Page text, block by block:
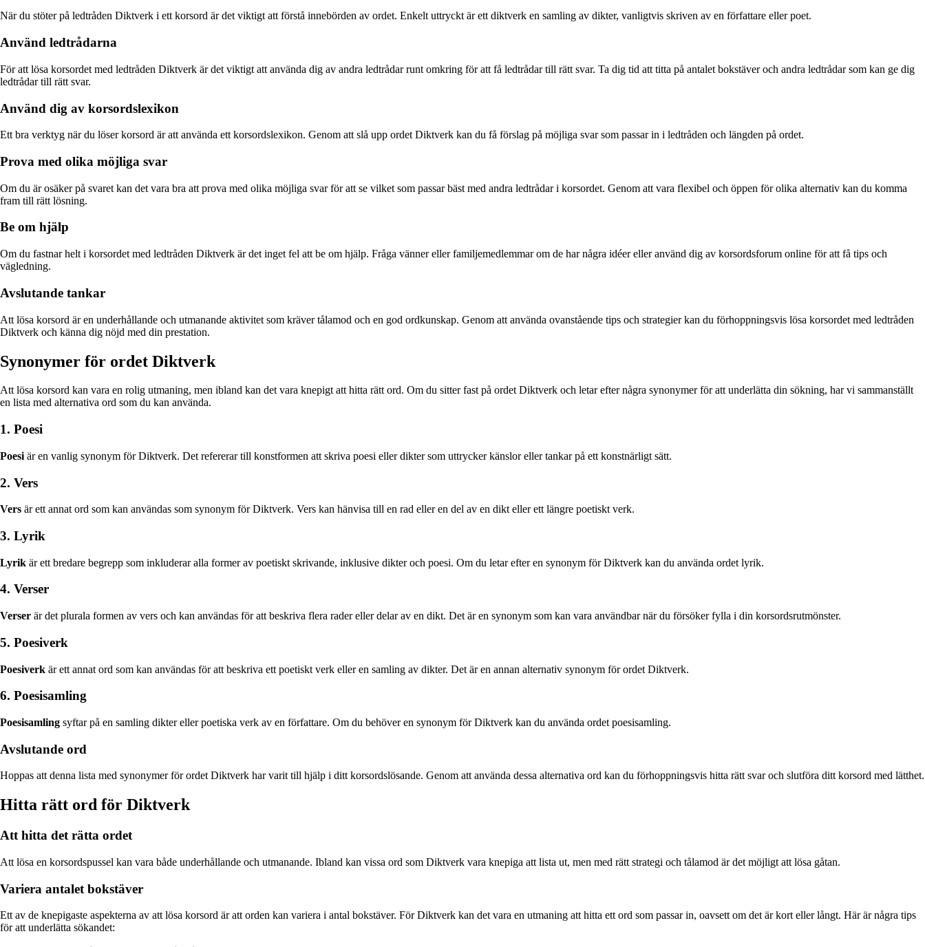
När du stöter på ledtråden Diktverk i ett korsord är det viktigt att förstå innebörden av ordet. Enkelt uttryckt är ett diktverk en samling av dikter, vanligtvis skriven av en författare eller poet.
Använd ledtrådarna
För att lösa korsordet med ledtråden Diktverk är det viktigt att använda dig av andra ledtrådar runt omkring för att få ledtrådar till rätt svar. Ta dig tid att titta på antalet bokstäver och andra ledtrådar som kan ge dig
ledtrådar till rätt svar.
Använd dig av korsordslexikon
Ett bra verktyg när du löser korsord är att använda ett korsordslexikon. Genom att slå upp ordet Diktverk kan du få förslag på möjliga svar som passar in i ledtråden och längden på ordet.
Prova med olika möjliga svar
Om du är osäker på svaret kan det vara bra att prova med olika möjliga svar för att se vilket som passar bäst med andra ledtrådar i korsordet. Genom att vara flexibel och öppen för olika alternativ kan du komma
fram till rätt lösning.
Be om hjälp
Om du fastnar helt i korsordet med ledtråden Diktverk är det inget fel att be om hjälp. Fråga vänner eller familjemedlemmar om de har några idéer eller använd dig av korsordsforum online för att få tips och
vägledning.
Avslutande tankar
Att lösa korsord är en underhållande och utmanande aktivitet som kräver tålamod och en god ordkunskap. Genom att använda ovanstående tips och strategier kan du förhoppningsvis lösa korsordet med ledtråden
Diktverk och känna dig nöjd med din prestation.
Synonymer för ordet Diktverk
Att lösa korsord kan vara en rolig utmaning, men ibland kan det vara knepigt att hitta rätt ord. Om du sitter fast på ordet Diktverk och letar efter några synonymer för att underlätta din sökning, har vi sammanställt
en lista med alternativa ord som du kan använda.
1. Poesi
Poesi är en vanlig synonym för Diktverk. Det refererar till konstformen att skriva poesi eller dikter som uttrycker känslor eller tankar på ett konstnärligt sätt.
2. Vers
Vers är ett annat ord som kan användas som synonym för Diktverk. Vers kan hänvisa till en rad eller en del av en dikt eller ett längre poetiskt verk.
3. Lyrik
Lyrik är ett bredare begrepp som inkluderar alla former av poetiskt skrivande, inklusive dikter och poesi. Om du letar efter en synonym för Diktverk kan du använda ordet lyrik.
4. Verser
Verser är det plurala formen av vers och kan användas för att beskriva flera rader eller delar av en dikt. Det är en synonym som kan vara användbar när du försöker fylla i din korsordsrutmönster.
5. Poesiverk
Poesiverk är ett annat ord som kan användas för att beskriva ett poetiskt verk eller en samling av dikter. Det är en annan alternativ synonym för ordet Diktverk.
6. Poesisamling
Poesisamling syftar på en samling dikter eller poetiska verk av en författare. Om du behöver en synonym för Diktverk kan du använda ordet poesisamling.
Avslutande ord
Hoppas att denna lista med synonymer för ordet Diktverk har varit till hjälp i ditt korsordslösande. Genom att använda dessa alternativa ord kan du förhoppningsvis hitta rätt svar och slutföra ditt korsord med lätthet.
Hitta rätt ord för Diktverk
Att hitta det rätta ordet
Att lösa en korsordspussel kan vara både underhållande och utmanande. Ibland kan vissa ord som Diktverk vara knepiga att lista ut, men med rätt strategi och tålamod är det möjligt att lösa gåtan.
Variera antalet bokstäver
Ett av de knepigaste aspekterna av att lösa korsord är att orden kan variera i antal bokstäver. För Diktverk kan det vara en utmaning att hitta ett ord som passar in, oavsett om det är kort eller långt. Här är några tips
för att underlätta sökandet: